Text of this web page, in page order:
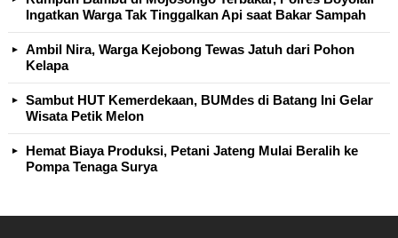
Ingatkan Warga Tak Tinggalkan Api saat Bakar Sampah
Ambil Nira, Warga Kejobong Tewas Jatuh dari Pohon
Kelapa
Sambut HUT Kemerdekaan, BUMdes di Batang Ini Gelar
Wisata Petik Melon
Hemat Biaya Produksi, Petani Jateng Mulai Beralih ke
Pompa Tenaga Surya